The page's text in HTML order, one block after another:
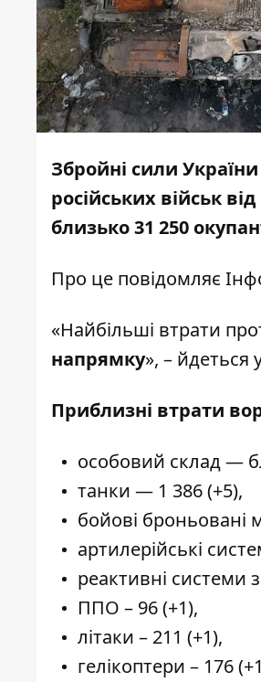
Збройні сили
російських військ
близько 31 250
Про це повідомляє
«Найбільші втрати
напрямку», – йдеться
Приблизні втрати
особовий склад —
танки — 1 386 (+5),
бойові броньовані
артилерійські
реактивні системи
ППО – 96 (+1),
літаки – 211 (+1),
гелікоптери – 176